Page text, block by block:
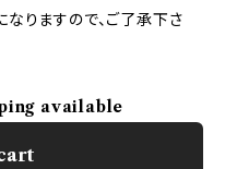
りますので、ご了承下さ
available